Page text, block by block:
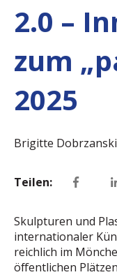
2.0 –
zum
2025
Brigitte Dobrzanski
Teilen:
Skulpturen und
internationaler
reichlich im
öffentlichen